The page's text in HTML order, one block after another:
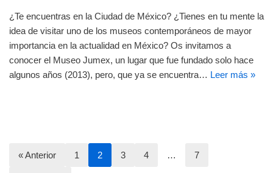
¿Te encuentras en la Ciudad de México? ¿Tienes en tu mente la
idea de visitar uno de los museos contemporáneos de mayor
importancia en la actualidad en México? Os invitamos a
conocer el Museo Jumex, un lugar que fue fundado solo hace
algunos años (2013), pero, que ya se encuentra… Leer más »
« Anterior 1 2 3 4 … 7